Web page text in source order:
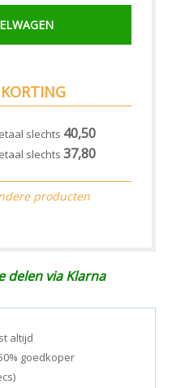
slechts 40,50
slechts 37,80
producten
delen via Klarna
altijd
goedkoper